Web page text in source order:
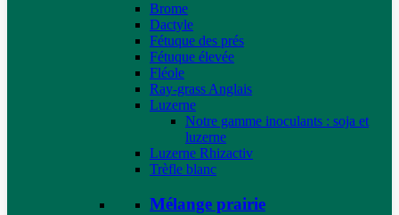
Brome
Dactyle
Fétuque des prés
Fétuque élevée
Fléole
Ray-grass Anglais
Luzerne
Notre gamme inoculants : soja et
luzerne
Luzerne Rhizactiv
Trèfle blanc
Mélange prairie